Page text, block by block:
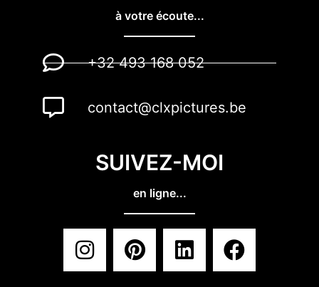
à votre écoute...
+32 493 168 052
contact@clxpictures.be
SUIVEZ-MOI
en ligne...